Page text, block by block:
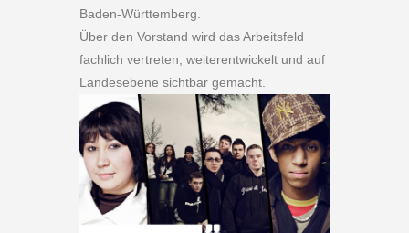
Baden-Württemberg.
Über den Vorstand wird das Arbeitsfeld
fachlich vertreten, weiterentwickelt und auf
Landesebene sichtbar gemacht.